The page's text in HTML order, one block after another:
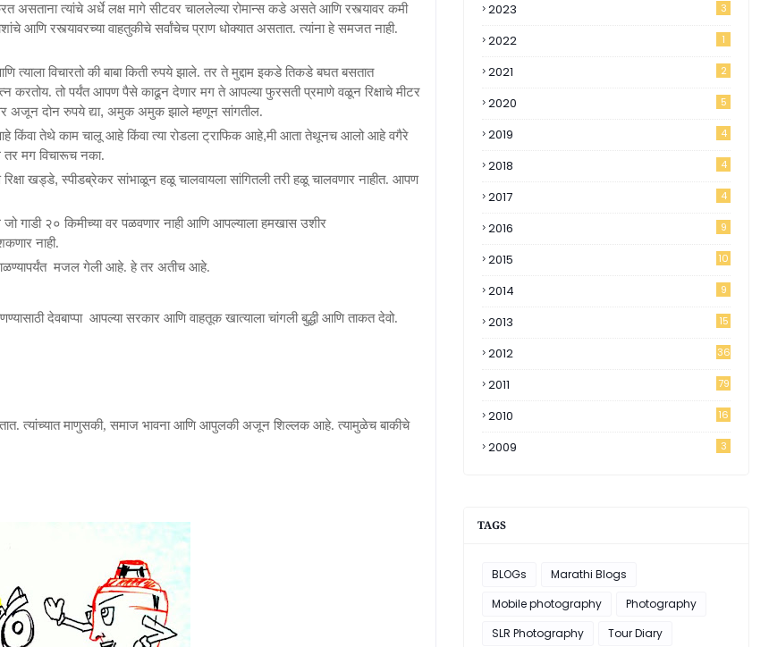
असताना त्यांचे अर्धे लक्ष मागे सीटवर चाललेल्या रोमान्स कडे असते आणि रस्त्यावर कमी
आणि रस्त्यावरच्या वाहतुकीचे सर्वांचेच प्राण धोक्यात असतात. त्यांना हे समजत नाही.
त्याला विचारतो की बाबा किती रुपये झाले. तर ते मुद्दाम इकडे तिकडे बघत बसतात
करतोय. तो पर्यंत आपण पैसे काढून देणार मग ते आपल्या फुरसती प्रमाणे वळून रिक्षाचे मीटर
अजून दोन रुपये द्या, अमुक अमुक झाले म्हणून सांगतील.
किंवा तेथे काम चालू आहे किंवा त्या रोडला ट्राफिक आहे,मी आता तेथूनच आलो आहे वगैरे
तर मग विचारूच नका.
रिक्षा खड्डे, स्पीडब्रेकर सांभाळून हळू चालवायला सांगितली तरी हळू चालवणार नाहीत. आपण
गाडी २० किमीच्या वर पळवणार नाही आणि आपल्याला हमखास उशीर
नाही.
मजल गेली आहे. हे तर अतीच आहे.
देवबाप्पा आपल्या सरकार आणि वाहतूक खात्याला चांगली बुद्धी आणि ताकत देवो.
त्यांच्यात माणुसकी, समाज भावना आणि आपुलकी अजून शिल्लक आहे. त्यामुळेच बाकीचे
2023 3
2022 1
2021 2
2020 5
2019 4
2018 4
2017 4
2016 9
2015 10
2014 9
2013 15
2012 36
2011 79
2010 16
2009 3
TAGS
BLOGs
Marathi Blogs
Mobile photography
Photography
SLR Photography
Tour Diary